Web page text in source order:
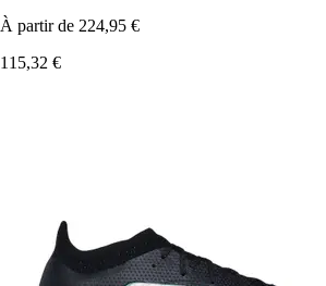
À partir de 224,95 €
115,32 €